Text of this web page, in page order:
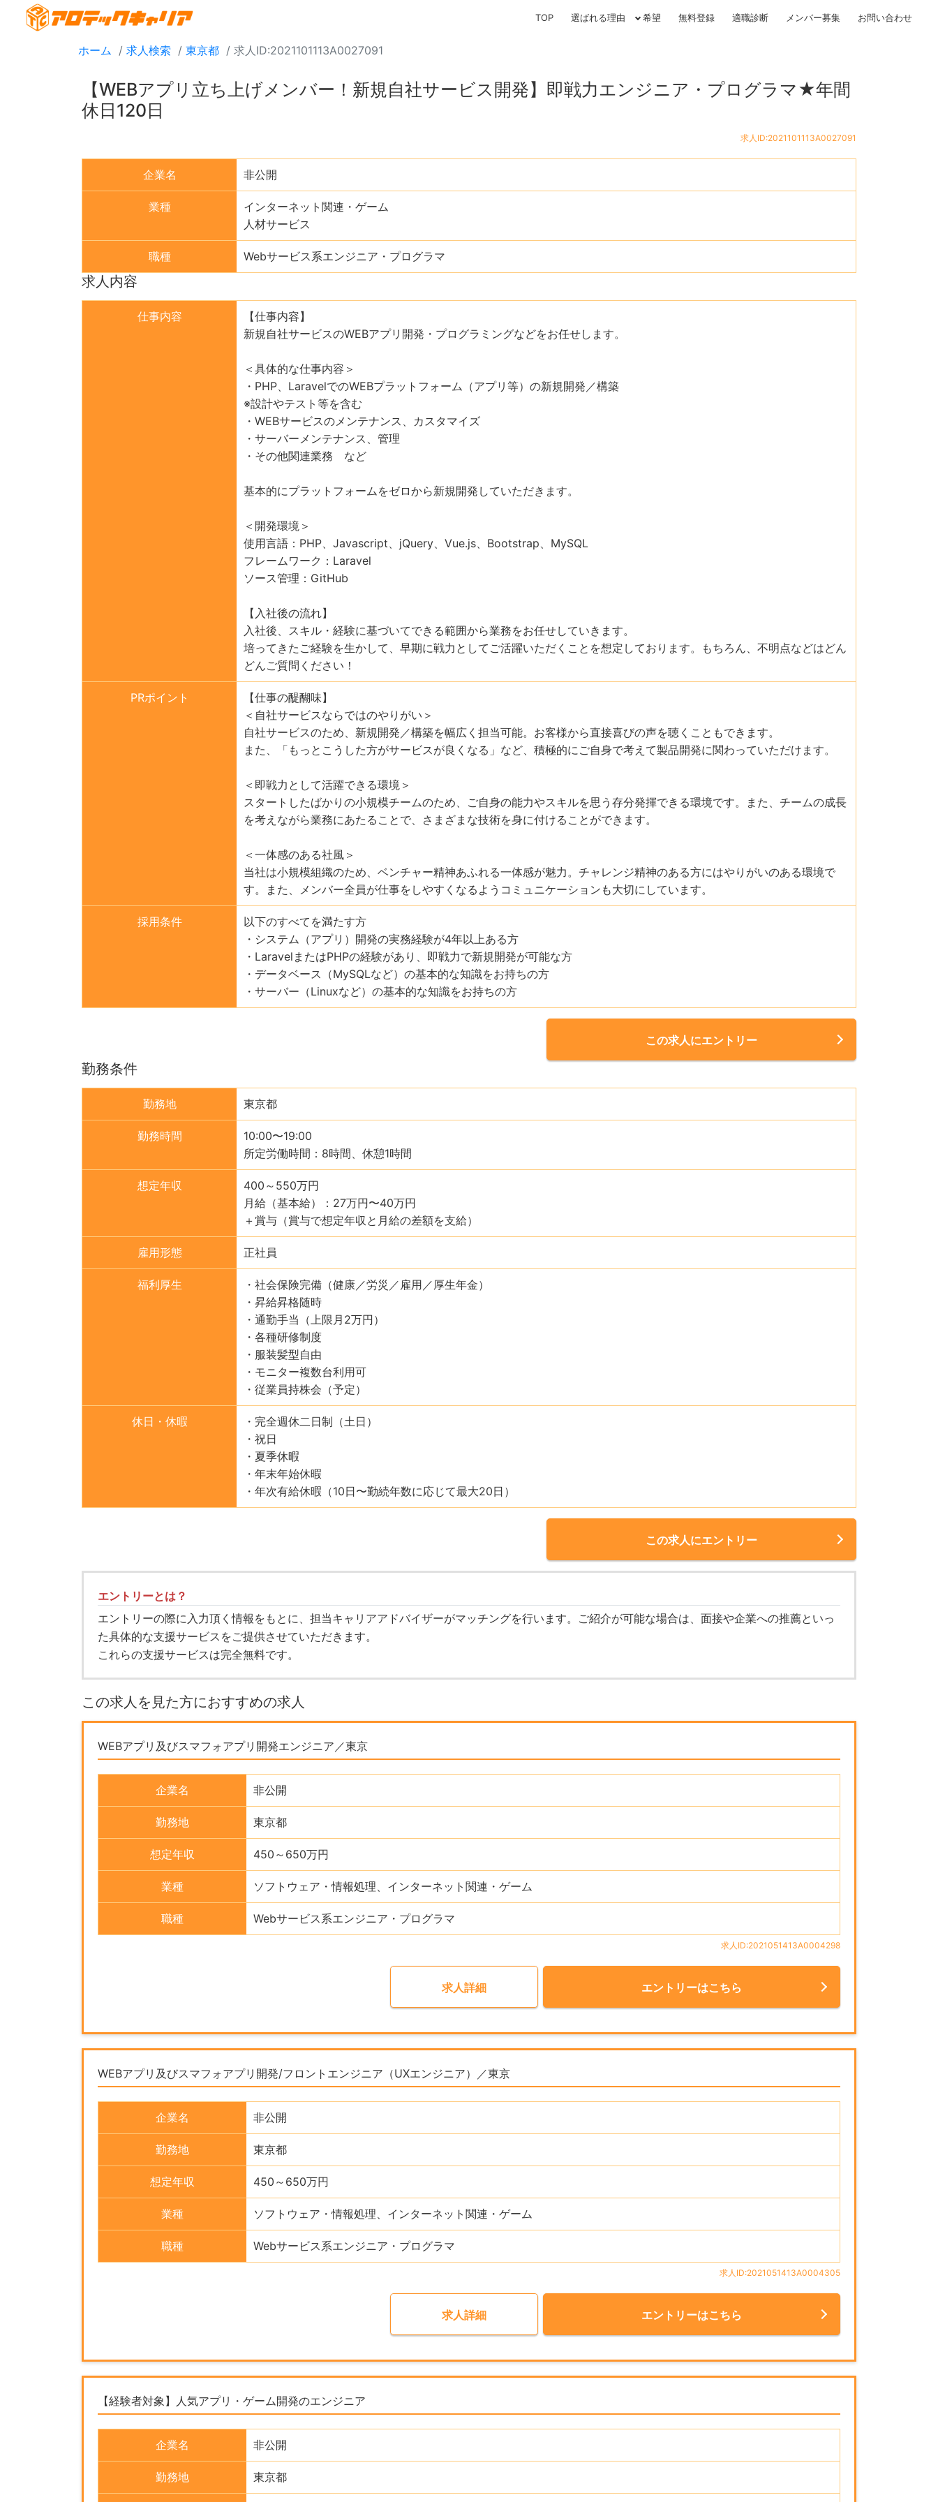
TOP 選ばれる理由 希望 無料登録 適職診断 メンバー募集 お問い合わせ
ホーム 求人検索 東京都 求人ID:2021101113A0027091
【WEBアプリ立ち上げメンバー！新規自社サービス開発】即戦力エンジニア・プログラマ★年間
休日120日
求人ID:2021101113A0027091
企業名 非公開
業種
インターネット関連・ゲーム
人材サービス
職種 Webサービス系エンジニア・プログラマ
求人内容
仕事内容
【仕事内容】
新規自社サービスのWEBアプリ開発・プログラミングなどをお任せします。
＜具体的な仕事内容＞
・PHP、LaravelでのWEBプラットフォーム（アプリ等）の新規開発／構築
※設計やテスト等を含む
・WEBサービスのメンテナンス、カスタマイズ
・サーバーメンテナンス、管理
・その他関連業務 など
基本的にプラットフォームをゼロから新規開発していただきます。
＜開発環境＞
使用言語：PHP、Javascript、jQuery、Vue.js、Bootstrap、MySQL
フレームワーク：Laravel
ソース管理：GitHub
【入社後の流れ】
入社後、スキル・経験に基づいてできる範囲から業務をお任せしていきます。
培ってきたご経験を生かして、早期に戦力としてご活躍いただくことを想定しております。もちろん、不明点などはどん
どんご質問ください！
PRポイント
【仕事の醍醐味】
＜自社サービスならではのやりがい＞
自社サービスのため、新規開発／構築を幅広く担当可能。お客様から直接喜びの声を聴くこともできます。
また、「もっとこうした方がサービスが良くなる」など、積極的にご自身で考えて製品開発に関わっていただけます。
＜即戦力として活躍できる環境＞
スタートしたばかりの小規模チームのため、ご自身の能力やスキルを思う存分発揮できる環境です。また、チームの成長
を考えながら業務にあたることで、さまざまな技術を身に付けることができます。
＜一体感のある社風＞
当社は小規模組織のため、ベンチャー精神あふれる一体感が魅力。チャレンジ精神のある方にはやりがいのある環境で
す。また、メンバー全員が仕事をしやすくなるようコミュニケーションも大切にしています。
採用条件
以下のすべてを満たす方
・システム（アプリ）開発の実務経験が4年以上ある方
・LaravelまたはPHPの経験があり、即戦力で新規開発が可能な方
・データベース（MySQLなど）の基本的な知識をお持ちの方
・サーバー（Linuxなど）の基本的な知識をお持ちの方
この求人にエントリー
勤務条件
勤務地 東京都
勤務時間
10:00〜19:00
所定労働時間：8時間、休憩1時間
想定年収
400～550万円
月給（基本給）：27万円〜40万円
＋賞与（賞与で想定年収と月給の差額を支給）
雇用形態 正社員
福利厚生
・社会保険完備（健康／労災／雇用／厚生年金）
・昇給昇格随時
・通勤手当（上限月2万円）
・各種研修制度
・服装髪型自由
・モニター複数台利用可
・従業員持株会（予定）
休日・休暇
・完全週休二日制（土日）
・祝日
・夏季休暇
・年末年始休暇
・年次有給休暇（10日〜勤続年数に応じて最大20日）
この求人にエントリー
エントリーとは？
エントリーの際に入力頂く情報をもとに、担当キャリアアドバイザーがマッチングを行います。ご紹介が可能な場合は、面接や企業への推薦といっ
た具体的な支援サービスをご提供させていただきます。
これらの支援サービスは完全無料です。
この求人を見た方におすすめの求人
WEBアプリ及びスマフォアプリ開発エンジニア／東京
企業名 非公開
勤務地 東京都
想定年収 450～650万円
業種 ソフトウェア・情報処理、インターネット関連・ゲーム
職種 Webサービス系エンジニア・プログラマ
求人ID:2021051413A0004298
求人詳細 エントリーはこちら
WEBアプリ及びスマフォアプリ開発/フロントエンジニア（UXエンジニア）／東京
企業名 非公開
勤務地 東京都
想定年収 450～650万円
業種 ソフトウェア・情報処理、インターネット関連・ゲーム
職種 Webサービス系エンジニア・プログラマ
求人ID:2021051413A0004305
求人詳細 エントリーはこちら
【経験者対象】人気アプリ・ゲーム開発のエンジニア
企業名 非公開
勤務地 東京都